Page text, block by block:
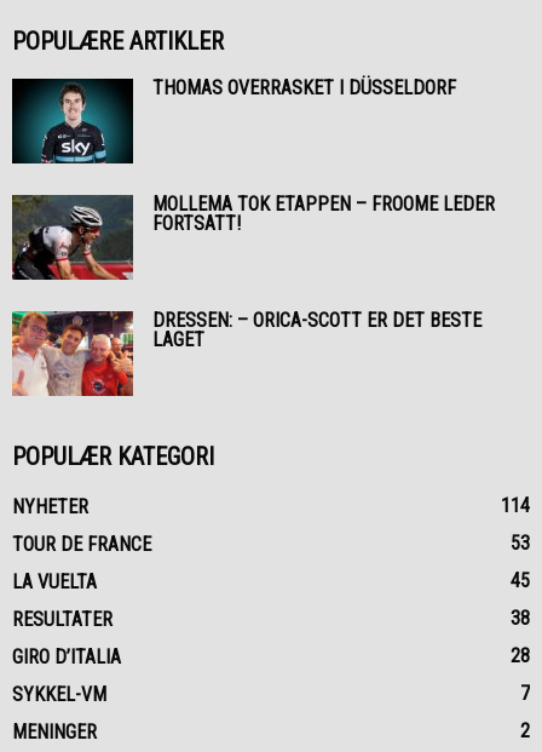
POPULÆRE ARTIKLER
THOMAS OVERRASKET I DÜSSELDORF
MOLLEMA TOK ETAPPEN – FROOME LEDER
FORTSATT!
DRESSEN: – ORICA-SCOTT ER DET BESTE
LAGET
POPULÆR KATEGORI
NYHETER
114
TOUR DE FRANCE
53
LA VUELTA
45
RESULTATER
38
GIRO D’ITALIA
28
SYKKEL-VM
7
MENINGER
2